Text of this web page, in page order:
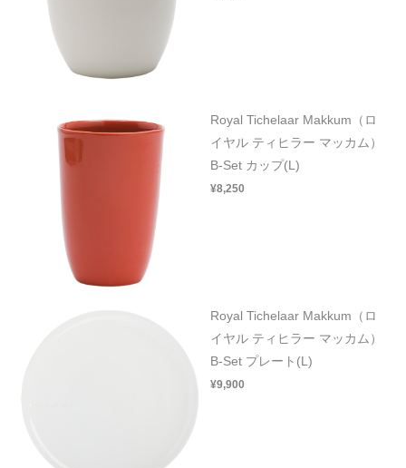
Royal Tichelaar Makkum（ロ
イヤル ティヒラー マッカム）
B-Set カップ(L)
¥8,250
Royal Tichelaar Makkum（ロ
イヤル ティヒラー マッカム）
B-Set プレート(L)
¥9,900